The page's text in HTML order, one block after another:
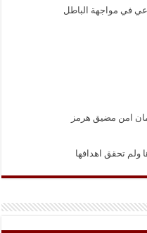
في مواجهة الباطل
امن مضيق هرمز
تحقق اهدافها